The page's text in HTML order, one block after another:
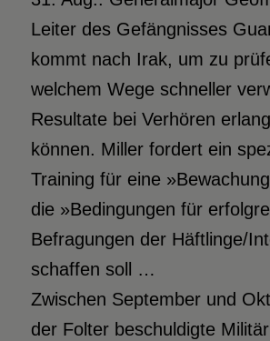
Leiter des Gefängnisses
kommt nach Irak, um zu
welchem Wege schneller
Resultate bei Verhören
können. Miller fordert ein
Training für eine
die »Bedingungen für
Befragungen der Häftlinge/
schaffen soll …
Zwischen September und
der Folter beschuldigte